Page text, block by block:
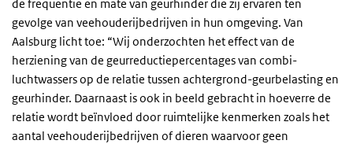
de frequentie en mate van geurhinder die zij ervaren ten
gevolge van veehouderijbedrijven in hun omgeving. Van
Aalsburg licht toe: “Wij onderzochten het effect van de
herziening van de geurreductiepercentages van combi-
luchtwassers op de relatie tussen achtergrond-geurbelasting en
geurhinder. Daarnaast is ook in beeld gebracht in hoeverre de
relatie wordt beïnvloed door ruimtelijke kenmerken zoals het
aantal veehouderijbedrijven of dieren waarvoor geen